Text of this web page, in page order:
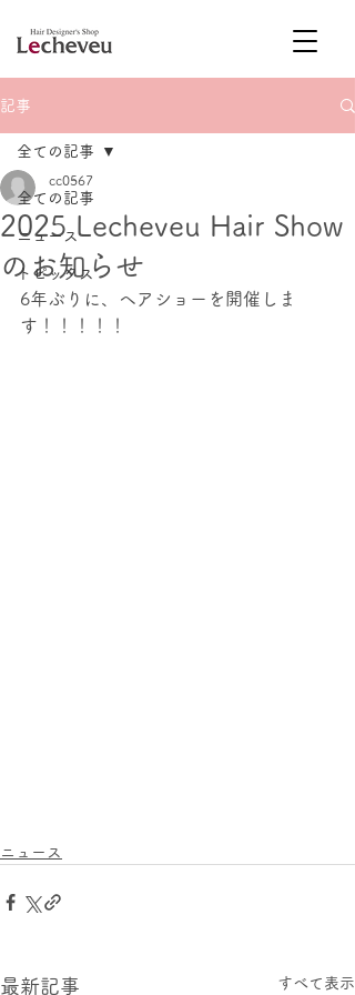
記事
全ての記事
ニュース
トピックス
全ての記事
2025 Lecheveu Hair Show
のお知らせ
cc0567
6年ぶりに、ヘアショーを開催しま
す！！！！！
ニュース
最新記事 すべて表示